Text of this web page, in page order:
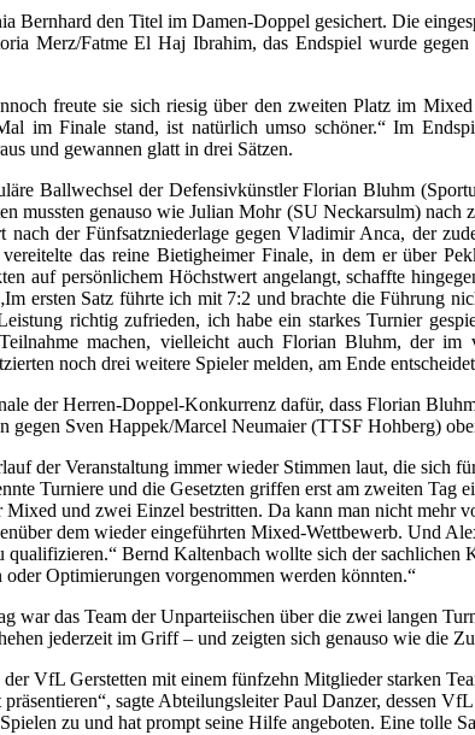
Bernhard den Titel im Damen-Doppel gesichert. Die
Merz/Fatme El Haj Ibrahim, das Endspiel wurde
freute sie sich riesig über den zweiten Platz im
im Finale stand, ist natürlich umso schöner.“ Im
und gewannen glatt in drei Sätzen.
Ballwechsel der Defensivkünstler Florian Bluhm
mussten genauso wie Julian Mohr (SU Neckarsulm)
der Fünfsatzniederlage gegen Vladimir Anca, der
das reine Bietigheimer Finale, in dem er über
auf persönlichem Höchstwert angelangt, schaffte
ersten Satz führte ich mit 7:2 und brachte die Führung
richtig zufrieden, ich habe ein starkes Turnier
machen, vielleicht auch Florian Bluhm, der
noch drei weitere Spieler melden, am Ende
der Herren-Doppel-Konkurrenz dafür, dass Florian
gegen Sven Happek/Marcel Neumaier (TTSF Hohberg)
der Veranstaltung immer wieder Stimmen laut, die sich
Turniere und die Gesetzten griffen erst am zweiten
und zwei Einzel bestritten. Da kann man nicht
dem wieder eingeführten Mixed-Wettbewerb. Und
Bernd Kaltenbach wollte sich der
Optimierungen vorgenommen werden könnten.“
war das Team der Unparteiischen über die zwei langen
jederzeit im Griff – und zeigten sich genauso wie die
VfL Gerstetten mit einem fünfzehn Mitglieder starken
sagte Abteilungsleiter Paul Danzer, dessen
zu und hat prompt seine Hilfe angeboten. Eine tolle